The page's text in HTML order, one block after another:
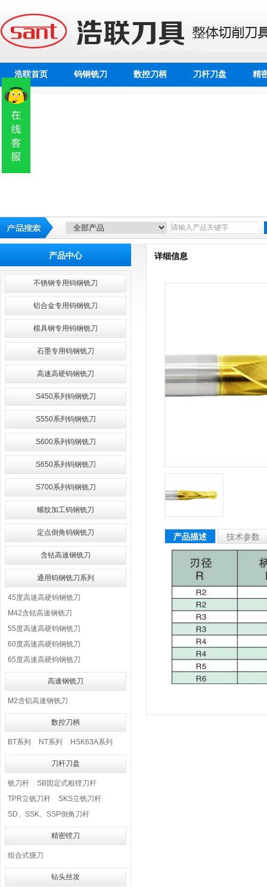
浩联首页 钨钢铣刀 数控刀柄 刀杆刀盘 精
产品中心
不锈钢专用钨钢铣刀
铝合金专用钨钢铣刀
模具钢专用钨钢铣刀
石墨专用钨钢铣刀
高速高硬钨钢铣刀
S450系列钨钢铣刀
S550系列钨钢铣刀
S600系列钨钢铣刀
S650系列钨钢铣刀
S700系列钨钢铣刀
螺纹加工钨钢铣刀
定点倒角钨钢铣刀
含钴高速钢铣刀
通用钨钢铣刀系列
45度高速高硬钨钢铣刀
M42含钴高速钢铣刀
55度高速高硬钨钢铣刀
60度高速高硬钨钢铣刀
65度高速高硬钨钢铣刀
高速钢铣刀
M2含铝高速钢铣刀
数控刀柄
BT系列 NT系列 HSK63A系列
刀杆刀盘
铣刀杆
SB固定式粗镗刀杆
TPR立铣刀杆
SKS立铣刀杆
SD、SSK、SSP倒角刀杆
精密镗刀
组合式搪刀
钻头丝攻
详细信息
产品描述 技术参数